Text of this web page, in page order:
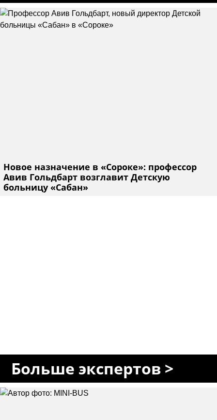
Новое назначение в «Сороке»: профессор
Авив Гольдбарт возглавит Детскую
больницу «Сабан»
Больше экспертов >